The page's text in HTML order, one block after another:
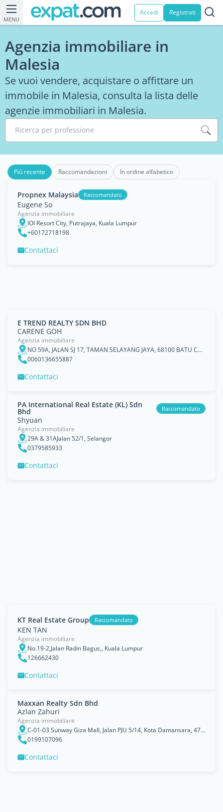
MENU
Accedi Registrati
Agenzia immobiliare in
Malesia
Se vuoi vendere, acquistare o affittare un
immobile in Malesia, consulta la lista delle
agenzie immobiliari in Malesia.
Ricerca per professione
Più recente Raccomandazioni In ordine alfabetico
Propnex Malaysia Raccomandato
Eugene So
Agenzia immobiliare
IOI Resort City, Putrajaya, Kuala Lumpur
+60172718198
Contattaci
E TREND REALTY SDN BHD
CARENE GOH
Agenzia immobiliare
NO 59A, JALAN SJ 17, TAMAN SELAYANG JAYA, 68100 BATU CAVES, SELANGOR.
0060136655887
Contattaci
PA International Real Estate (KL) Sdn
Bhd Raccomandato
Shyuan
Agenzia immobiliare
29A & 31AJalan 52/1, Selangor
0379585933
Contattaci
KT Real Estate Group Raccomandato
KEN TAN
Agenzia immobiliare
No.19-2,Jalan Radin Bagus,, Kuala Lumpur
126662430
Contattaci
Maxxan Realty Sdn Bhd
Azlan Zahuri
Agenzia immobiliare
C-01-03 Sunway Giza Mall, Jalan PJU 5/14, Kota Damansara, 47810 Petaling Jaya Selangor
0199107096
Contattaci